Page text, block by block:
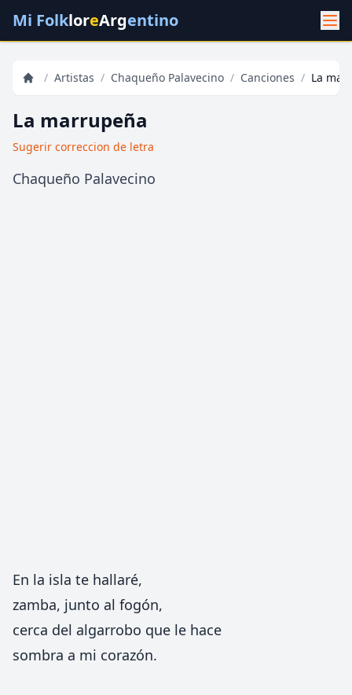
Mi FolkloreArgentino
/ Artistas / Chaqueño Palavecino / Canciones / La
La marrupeña
Sugerir correccion de letra
Chaqueño Palavecino
En la isla te hallaré,
zamba, junto al fogón,
cerca del algarrobo que le hace
sombra a mi corazón.